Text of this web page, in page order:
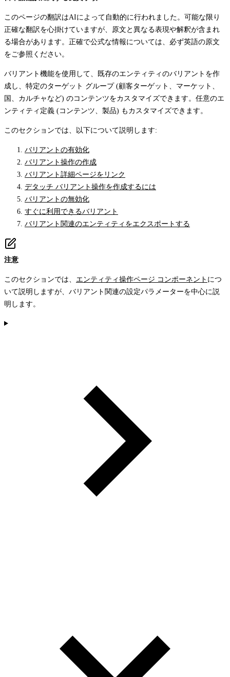
このページの翻訳はAIによって自動的に行われました。可能な限り
正確な翻訳を心掛けていますが、原文と異なる表現や解釈が含まれ
る場合があります。正確で公式な情報については、必ず英語の原文
をご参照ください。
バリアント機能を使用して、既存のエンティティのバリアントを作
成し、特定のターゲット グループ (顧客ターゲット、マーケット、
国、カルチャなど) のコンテンツをカスタマイズできます。任意のエ
ンティティ定義 (コンテンツ、製品) もカスタマイズできます。
このセクションでは、以下について説明します:
バリアントの有効化
バリアント操作の作成
バリアント詳細ページをリンク
デタッチ バリアント操作を作成するには
バリアントの無効化
すぐに利用できるバリアント
バリアント関連のエンティティをエクスポートする
注意
このセクションでは、 エンティティ操作ページ コンポーネント につ
いて説明しますが、バリアント関連の設定パラメーターを中心に説
明します。